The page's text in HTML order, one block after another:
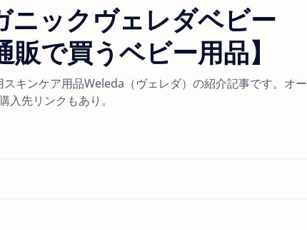
ニックヴェレダベビー
販で買うベビー用品】
キンケア用品Weleda（ヴェレダ）の紹介記事です。オー
先リンクもあり。